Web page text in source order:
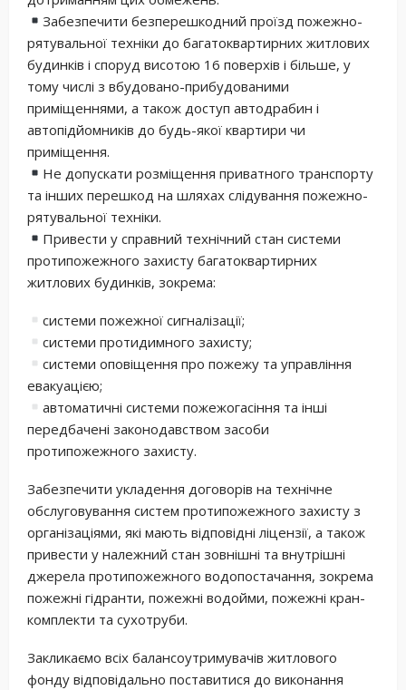
Забезпечити безперешкодний проїзд пожежно-
рятувальної техніки до багатоквартирних житлових
будинків і споруд висотою 16 поверхів і більше, у
тому числі з вбудовано-прибудованими
приміщеннями, а також доступ автодрабин і
автопідйомників до будь-якої квартири чи
приміщення.
Не допускати розміщення приватного транспорту
та інших перешкод на шляхах слідування пожежно-
рятувальної техніки.
Привести у справний технічний стан системи
протипожежного захисту багатоквартирних
житлових будинків, зокрема:
системи пожежної сигналізації;
системи протидимного захисту;
системи оповіщення про пожежу та управління
евакуацією;
автоматичні системи пожежогасіння та інші
передбачені законодавством засоби
протипожежного захисту.
Забезпечити укладення договорів на технічне
обслуговування систем протипожежного захисту з
організаціями, які мають відповідні ліцензії, а також
привести у належний стан зовнішні та внутрішні
джерела протипожежного водопостачання, зокрема
пожежні гідранти, пожежні водойми, пожежні кран-
комплекти та сухотруби.
Закликаємо всіх балансоутримувачів житлового
фонду відповідально поставитися до виконання